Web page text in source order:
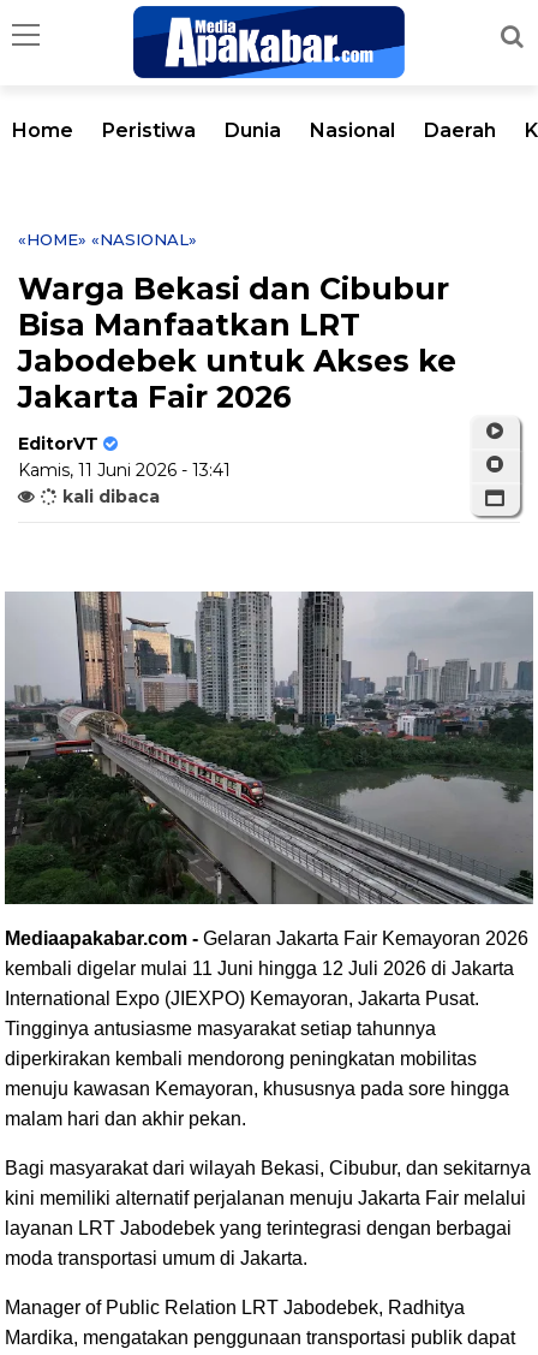
Home Peristiwa Dunia Nasional Daerah
«HOME» «NASIONAL»
Warga Bekasi dan Cibubur
Bisa Manfaatkan LRT
Jabodebek untuk Akses ke
Jakarta Fair 2026
EditorVT
Kamis, 11 Juni 2026 - 13:41
kali dibaca
Mediaapakabar.com - Gelaran Jakarta Fair Kemayoran 2026
kembali digelar mulai 11 Juni hingga 12 Juli 2026 di Jakarta
International Expo (JIEXPO) Kemayoran, Jakarta Pusat.
Tingginya antusiasme masyarakat setiap tahunnya
diperkirakan kembali mendorong peningkatan mobilitas
menuju kawasan Kemayoran, khususnya pada sore hingga
malam hari dan akhir pekan.
Bagi masyarakat dari wilayah Bekasi, Cibubur, dan sekitarnya
kini memiliki alternatif perjalanan menuju Jakarta Fair melalui
layanan LRT Jabodebek yang terintegrasi dengan berbagai
moda transportasi umum di Jakarta.
Manager of Public Relation LRT Jabodebek, Radhitya
Mardika, mengatakan penggunaan transportasi publik dapat